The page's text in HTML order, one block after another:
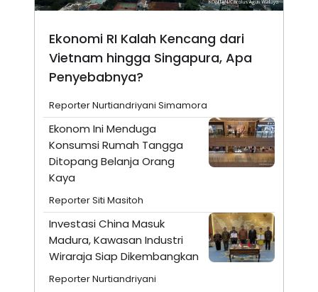
Ekonomi RI Kalah Kencang dari
Vietnam hingga Singapura, Apa
Penyebabnya?
Reporter Nurtiandriyani Simamora
Ekonom Ini Menduga
Konsumsi Rumah Tangga
Ditopang Belanja Orang
Kaya
Reporter Siti Masitoh
Investasi China Masuk
Madura, Kawasan Industri
Wiraraja Siap Dikembangkan
Reporter Nurtiandriyani